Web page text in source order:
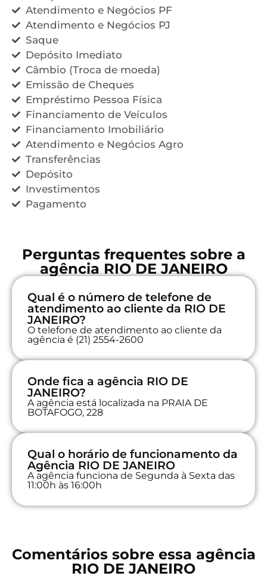
Atendimento e Negócios PF
Atendimento e Negócios PJ
Saque
Depósito Imediato
Câmbio (Troca de moeda)
Emissão de Cheques
Empréstimo Pessoa Física
Financiamento de Veículos
Financiamento Imobiliário
Atendimento e Negócios Agro
Transferências
Depósito
Investimentos
Pagamento
Perguntas frequentes sobre a
agência RIO DE JANEIRO
Qual é o número de telefone de
atendimento ao cliente da RIO DE
JANEIRO?
O telefone de atendimento ao cliente da
agência é (21) 2554-2600
Onde fica a agência RIO DE
JANEIRO?
A agência está localizada na PRAIA DE
BOTAFOGO, 228
Qual o horário de funcionamento da
Agência RIO DE JANEIRO
A agência funciona de Segunda à Sexta das
11:00h às 16:00h
Comentários sobre essa agência
RIO DE JANEIRO